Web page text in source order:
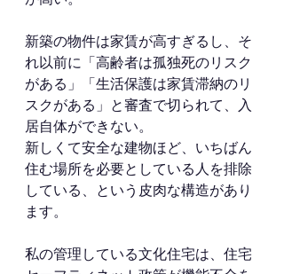
新築の物件は家賃が高すぎるし、そ
れ以前に「高齢者は孤独死のリスク
がある」「生活保護は家賃滞納のリ
スクがある」と審査で切られて、入
居自体ができない。
新しくて安全な建物ほど、いちばん
住む場所を必要としている人を排除
している、という皮肉な構造があり
ます。
私の管理している文化住宅は、住宅